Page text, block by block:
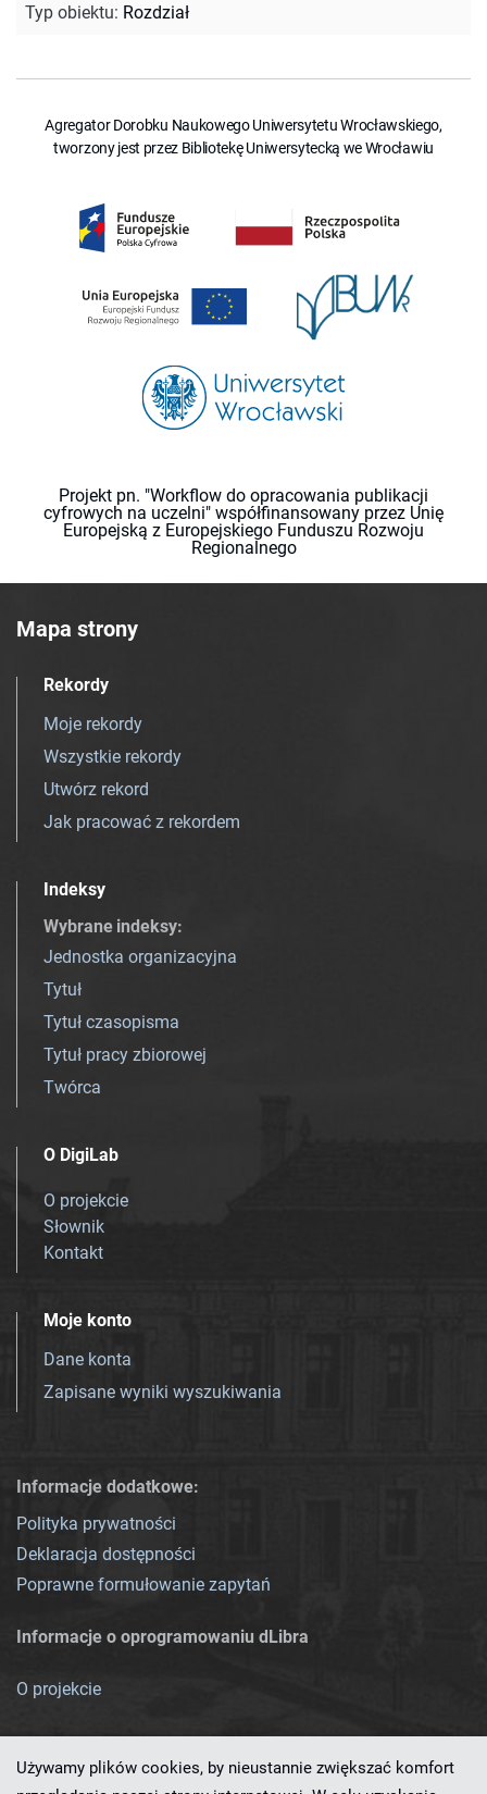
Typ obiektu: Rozdział
Agregator Dorobku Naukowego Uniwersytetu Wrocławskiego,
tworzony jest przez Bibliotekę Uniwersytecką we Wrocławiu
Projekt pn. "Workflow do opracowania publikacji
cyfrowych na uczelni" współfinansowany przez Unię
Europejską z Europejskiego Funduszu Rozwoju
Regionalnego
Mapa strony
Rekordy
Moje rekordy
Wszystkie rekordy
Utwórz rekord
Jak pracować z rekordem
Indeksy
Wybrane indeksy:
Jednostka organizacyjna
Tytuł
Tytuł czasopisma
Tytuł pracy zbiorowej
Twórca
O DigiLab
O projekcie
Słownik
Kontakt
Moje konto
Dane konta
Zapisane wyniki wyszukiwania
Informacje dodatkowe:
Polityka prywatności
Deklaracja dostępności
Poprawne formułowanie zapytań
Informacje o oprogramowaniu dLibra
O projekcie
Używamy plików cookies, by nieustannie zwiększać komfort